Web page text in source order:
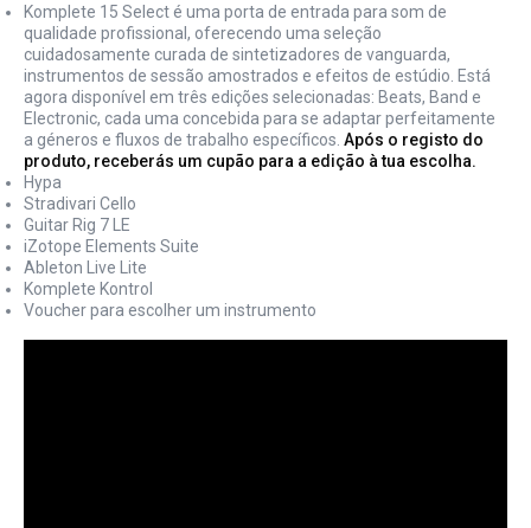
Komplete 15 Select é uma porta de entrada para som de
qualidade profissional, oferecendo uma seleção
cuidadosamente curada de sintetizadores de vanguarda,
instrumentos de sessão amostrados e efeitos de estúdio. Está
agora disponível em três edições selecionadas: Beats, Band e
Electronic, cada uma concebida para se adaptar perfeitamente
a géneros e fluxos de trabalho específicos. Após o registo do
produto, receberás um cupão para a edição à tua escolha.
Hypa
Stradivari Cello
Guitar Rig 7 LE
iZotope Elements Suite
Ableton Live Lite
Komplete Kontrol
Voucher para escolher um instrumento